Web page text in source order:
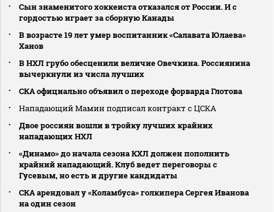
Сын знаменитого хоккеиста отказался от России. И с
гордостью играет за сборную Канады
В возрасте 19 лет умер воспитанник «Салавата Юлаева»
Ханов
В НХЛ грубо обесценили величие Овечкина. Россиянина
вычеркнули из числа лучших
СКА официально объявил о переходе форварда Глотова
Нападающий Мамин подписал контракт с ЦСКА
Двое россиян вошли в тройку лучших крайних
нападающих НХЛ
«Динамо» до начала сезона КХЛ должен пополнить
крайний нападающий. Клуб ведет переговоры с
Гусевым, но есть и другие кандидаты
СКА арендовал у «Коламбуса» голкипера Сергея Иванова
на один сезон